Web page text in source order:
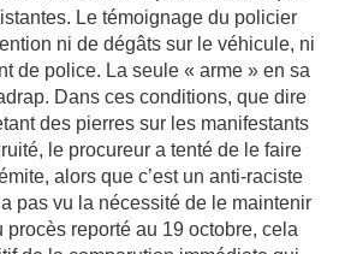
Le témoignage du policier
ni de dégâts sur le véhicule, ni
de police. La seule « arme » en sa
Dans ces conditions, que dire
des pierres sur les manifestants
le procureur a tenté de le faire
alors que c’est un anti-raciste
pas vu la nécessité de le maintenir
procès reporté au 19 octobre, cela